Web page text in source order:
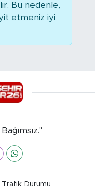
Bu nedenle,
etmeniz iyi
Trafik Durumu